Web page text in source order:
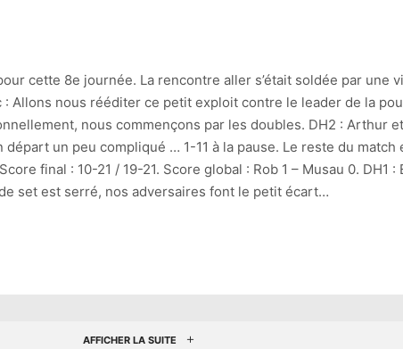
cette 8e journée. La rencontre aller s’était soldée par une
Allons nous rééditer ce petit exploit contre le leader de la
nous commençons par les doubles. DH2 : Arthur
un peu compliqué … 1-11 à la pause. Le reste du
final : 10-21 / 19-21. Score global : Rob 1 – Musau 0. DH1
set est serré, nos adversaires font le petit écart…
AFFICHER LA SUITE